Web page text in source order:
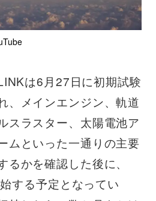
は6月27日に初期試験
、メインエンジン、軌道
スラスター、太陽電池ア
ムといった一通りの主要
かを確認した後に、
する予定となってい